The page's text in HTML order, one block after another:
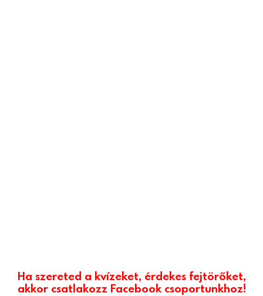
Ha szereted a kvízeket, érdekes fejtörőket,
akkor csatlakozz Facebook csoportunkhoz!